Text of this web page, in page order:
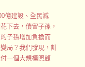
億建設、全民減
下去，債留子孫，
子孫增加負擔而
局？我們發現，計
一個大規模照顧